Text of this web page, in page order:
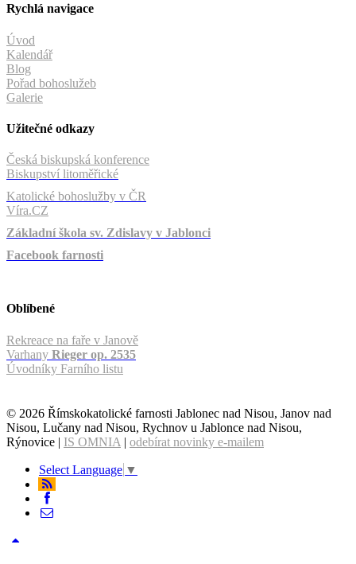
Rychlá navigace
Úvod
Kalendář
Blog
Pořad bohoslužeb
Galerie
Užitečné odkazy
Česká biskupská konference
Biskupství litoměřické
Katolické bohoslužby v ČR
Víra.CZ
Základní škola sv. Zdislavy v Jablonci
Facebook farnosti
Oblíbené
Rekreace na faře v Janově
Varhany Rieger op. 2535
Úvodníky Farního listu
© 2026 Římskokatolické farnosti Jablonec nad Nisou, Janov nad
Nisou, Lučany nad Nisou, Rychnov u Jablonce nad Nisou,
Rýnovice | IS OMNIA | odebírat novinky e-mailem
Select Language ▼